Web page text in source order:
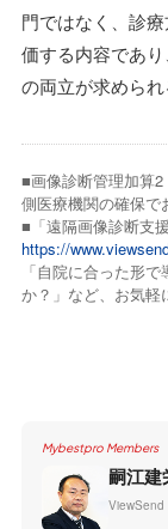
門ではなく、診
価する内容であ
の両立が求められ
■画像診断管理加算
側医療機関の確保で
■「遠隔画像診断支
https://
「自院に合った形
か？」など、お気軽
Mybestpro Members
嗣江建
ViewSend